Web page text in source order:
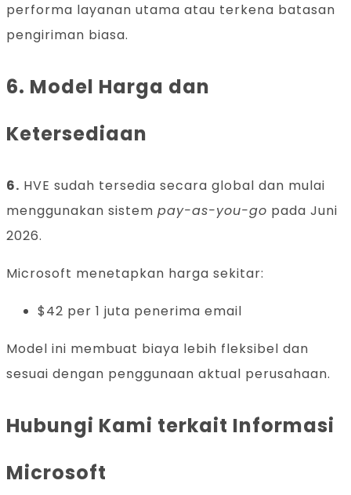
performa layanan utama atau terkena batasan
pengiriman biasa.
6. Model Harga dan
Ketersediaan
6. HVE sudah tersedia secara global dan mulai
menggunakan sistem pay-as-you-go pada Juni
2026.
Microsoft menetapkan harga sekitar:
$42 per 1 juta penerima email
Model ini membuat biaya lebih fleksibel dan
sesuai dengan penggunaan aktual perusahaan.
Hubungi Kami terkait Informasi
Microsoft